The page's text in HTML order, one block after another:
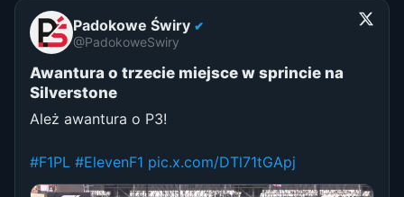
Padokowe Świry ✔
@PadokoweSwiry
Awantura o trzecie miejsce w sprincie na
Silverstone
Ależ awantura o P3!
#F1PL #ElevenF1 pic.x.com/DTl71tGApj